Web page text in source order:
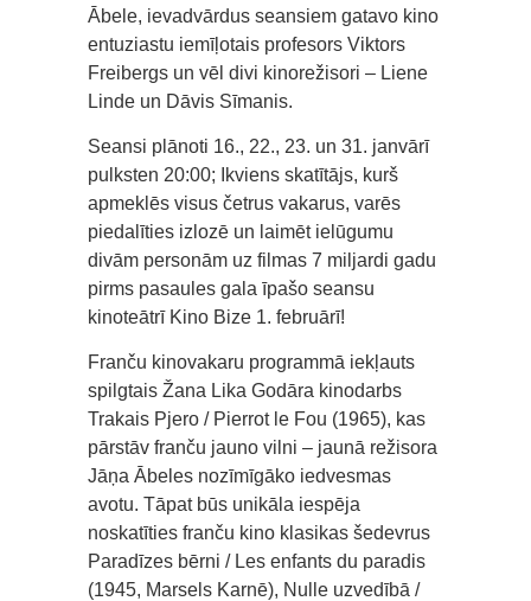
Ābele, ievadvārdus seansiem gatavo kino
entuziastu iemīļotais profesors Viktors
Freibergs un vēl divi kinorežisori – Liene
Linde un Dāvis Sīmanis.
Seansi plānoti 16., 22., 23. un 31. janvārī
pulksten 20:00; Ikviens skatītājs, kurš
apmeklēs visus četrus vakarus, varēs
piedalīties izlozē un laimēt ielūgumu
divām personām uz filmas 7 miljardi gadu
pirms pasaules gala īpašo seansu
kinoteātrī Kino Bize 1. februārī!
Franču kinovakaru programmā iekļauts
spilgtais Žana Lika Godāra kinodarbs
Trakais Pjero / Pierrot le Fou (1965), kas
pārstāv franču jauno vilni – jaunā režisora
Jāņa Ābeles nozīmīgāko iedvesmas
avotu. Tāpat būs unikāla iespēja
noskatīties franču kino klasikas šedevrus
Paradīzes bērni / Les enfants du paradis
(1945, Marsels Karnē), Nulle uzvedībā /